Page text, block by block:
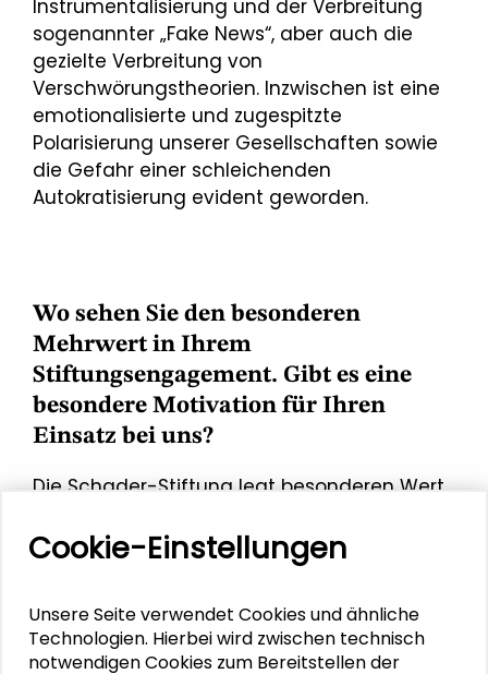
Instrumentalisierung und der Verbreitung
sogenannter „Fake News“, aber auch die
gezielte Verbreitung von
Verschwörungstheorien. Inzwischen ist eine
emotionalisierte und zugespitzte
Polarisierung unserer Gesellschaften sowie
die Gefahr einer schleichenden
Autokratisierung evident geworden.
Wo sehen Sie den besonderen
Mehrwert in Ihrem
Stiftungsengagement. Gibt es eine
besondere Motivation für Ihren
Einsatz bei uns?
Die Schader-Stiftung legt besonderen Wert
Austausch zwischen den
Sozialwissenschaften und zum anderen mit
verstandenen Stadt- und Zivilgesellschaft.
Als Stiftung kann sie Themen und Formate
Cookie-Einstellungen
Unsere Seite verwendet Cookies und ähnliche
Technologien. Hierbei wird zwischen technisch
notwendigen Cookies zum Bereitstellen der